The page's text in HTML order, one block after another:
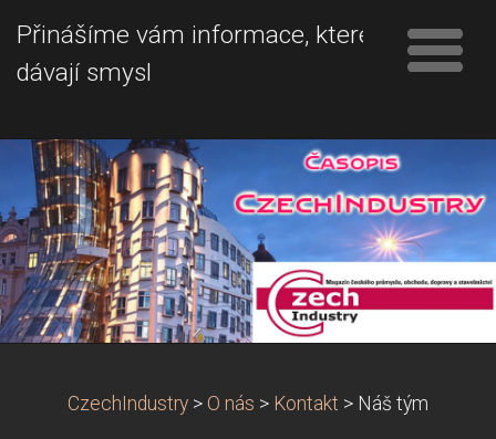
Přinášíme vám informace, které
dávají smysl
CzechIndustry > O nás > Kontakt > Náš tým